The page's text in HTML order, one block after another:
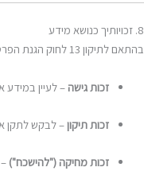
8. זכויותיך כנושא מידע
בהתאם לתיקון 13 לחוק הגנת הפרטיות, עומדות לך הזכויות הבאות:
זכות גישה – לעיין
זכות תיקון– לבקש לתקן
זכות מחיקה ("להישכח")